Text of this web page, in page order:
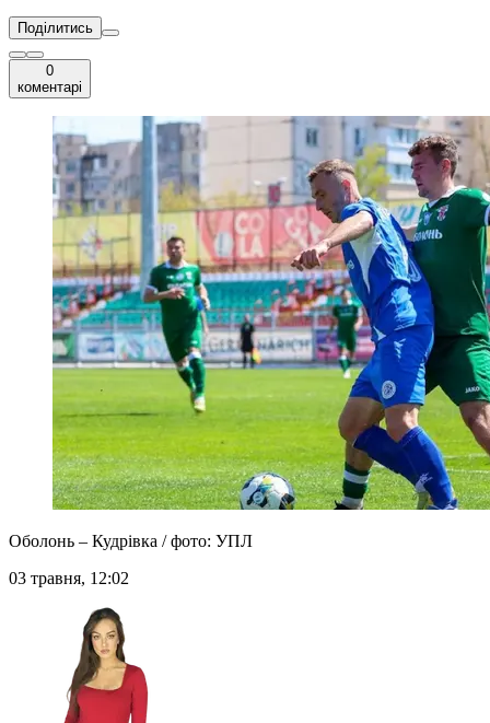
Поділитись
0
коментарі
Оболонь – Кудрівка / фото: УПЛ
03 травня, 12:02